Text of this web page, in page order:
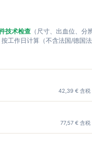
技术检查（尺寸、出血位、分
按工作日计算（不含法国/德国法
42,39 € 含税
77,57 € 含